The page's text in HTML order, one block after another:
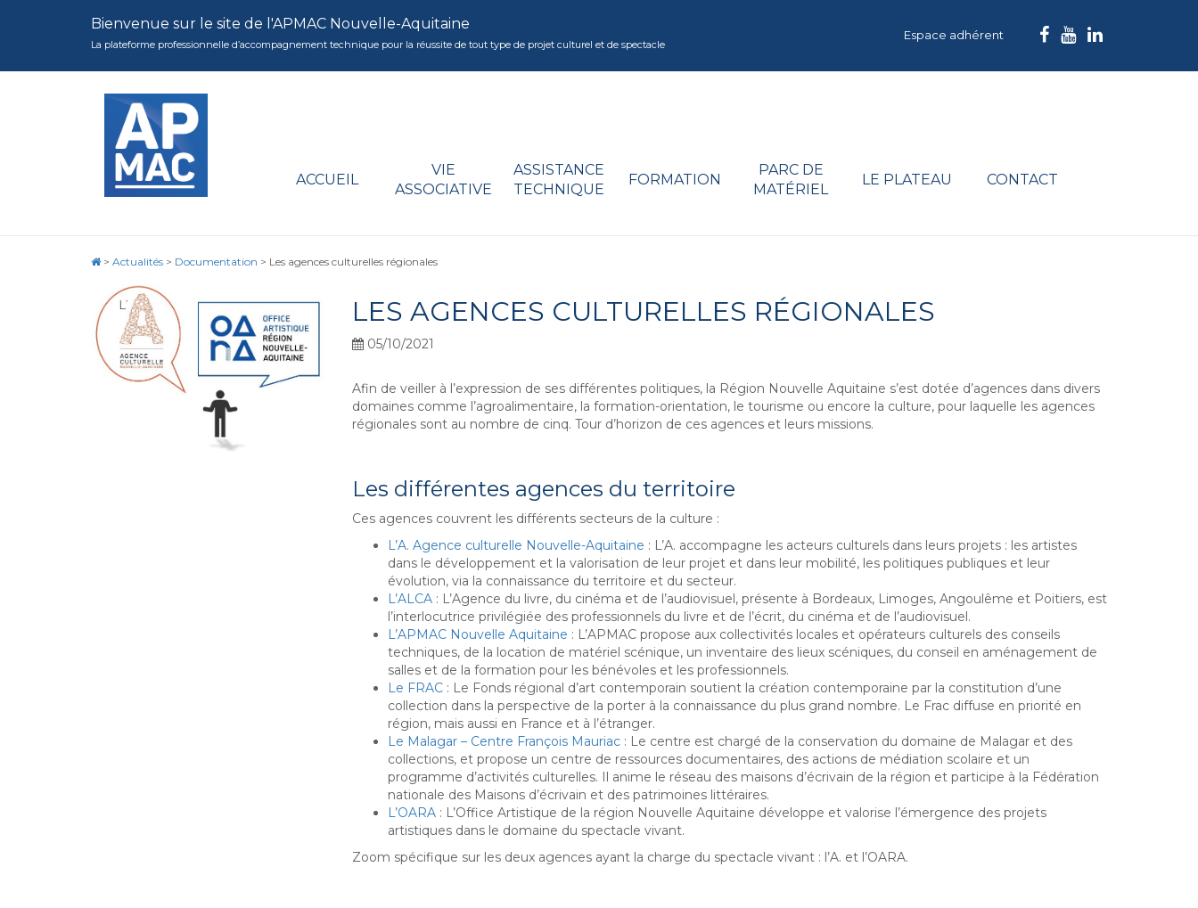
Bienvenue sur le site de l'APMAC Nouvelle-Aquitaine
La plateforme professionnelle d’accompagnement technique pour la réussite de tout type de projet culturel et de spectacle
Espace adhérent
ACCUEIL
VIE
ASSOCIATIVE
ASSISTANCE
TECHNIQUE
FORMATION
PARC DE
MATÉRIEL
LE PLATEAU CONTACT
> Actualités > Documentation > Les agences culturelles régionales
LES AGENCES CULTURELLES RÉGIONALES
05/10/2021
Afin de veiller à l’expression de ses différentes politiques, la Région Nouvelle Aquitaine s’est dotée d’agences dans divers
domaines comme l’agroalimentaire, la formation-orientation, le tourisme ou encore la culture, pour laquelle les agences
régionales sont au nombre de cinq. Tour d’horizon de ces agences et leurs missions.
Les différentes agences du territoire
Ces agences couvrent les différents secteurs de la culture :
L’A. Agence culturelle Nouvelle-Aquitaine : L’A. accompagne les acteurs culturels dans leurs projets : les artistes
dans le développement et la valorisation de leur projet et dans leur mobilité, les politiques publiques et leur
évolution, via la connaissance du territoire et du secteur.
L’ALCA: L’Agence du livre, du cinéma et de l’audiovisuel, présente à Bordeaux, Limoges, Angoulême et Poitiers, est
l’interlocutrice privilégiée des professionnels du livre et de l’écrit, du cinéma et de l’audiovisuel.
L’APMAC Nouvelle Aquitaine : L’APMAC propose aux collectivités locales et opérateurs culturels des conseils
techniques, de la location de matériel scénique, un inventaire des lieux scéniques, du conseil en aménagement de
salles et de la formation pour les bénévoles et les professionnels.
Le FRAC: Le Fonds régional d’art contemporain soutient la création contemporaine par la constitution d’une
collection dans la perspective de la porter à la connaissance du plus grand nombre. Le Frac diffuse en priorité en
région, mais aussi en France et à l’étranger.
Le Malagar – Centre François Mauriac: Le centre est chargé de la conservation du domaine de Malagar et des
collections, et propose un centre de ressources documentaires, des actions de médiation scolaire et un
programme d’activités culturelles. Il anime le réseau des maisons d’écrivain de la région et participe à la Fédération
nationale des Maisons d’écrivain et des patrimoines littéraires.
L’OARA: L’Office Artistique de la région Nouvelle Aquitaine développe et valorise l’émergence des projets
artistiques dans le domaine du spectacle vivant.
Zoom spécifique sur les deux agences ayant la charge du spectacle vivant : l’A. et l’OARA.